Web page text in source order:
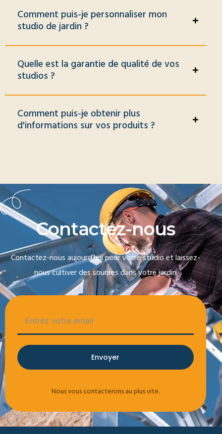
Comment puis-je personnaliser mon
studio de jardin ?
Quelle est la garantie de qualité de vos
studios ?
Comment puis-je obtenir plus
d'informations sur vos produits ?
Contactez-nous
Contactez-nous aujourd’hui pour votre studio et laissez-
nous cultiver des sourires dans votre jardin
Envoyer
Nous vous contacterons au plus vite.